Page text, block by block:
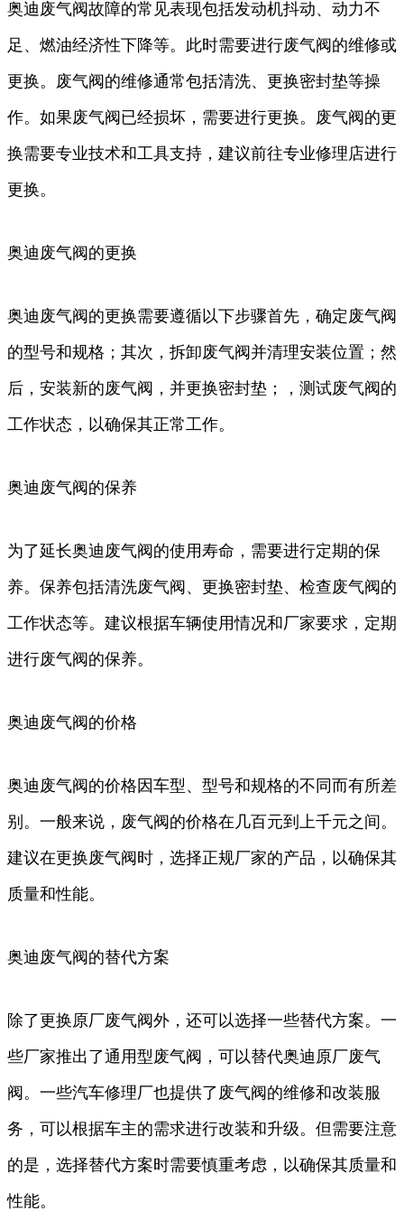
奥迪废气阀故障的常见表现包括发动机抖动、动力不
足、燃油经济性下降等。此时需要进行废气阀的维修或
更换。废气阀的维修通常包括清洗、更换密封垫等操
作。如果废气阀已经损坏，需要进行更换。废气阀的更
换需要专业技术和工具支持，建议前往专业修理店进行
更换。
奥迪废气阀的更换
奥迪废气阀的更换需要遵循以下步骤首先，确定废气阀
的型号和规格；其次，拆卸废气阀并清理安装位置；然
后，安装新的废气阀，并更换密封垫；，测试废气阀的
工作状态，以确保其正常工作。
奥迪废气阀的保养
为了延长奥迪废气阀的使用寿命，需要进行定期的保
养。保养包括清洗废气阀、更换密封垫、检查废气阀的
工作状态等。建议根据车辆使用情况和厂家要求，定期
进行废气阀的保养。
奥迪废气阀的价格
奥迪废气阀的价格因车型、型号和规格的不同而有所差
别。一般来说，废气阀的价格在几百元到上千元之间。
建议在更换废气阀时，选择正规厂家的产品，以确保其
质量和性能。
奥迪废气阀的替代方案
除了更换原厂废气阀外，还可以选择一些替代方案。一
些厂家推出了通用型废气阀，可以替代奥迪原厂废气
阀。一些汽车修理厂也提供了废气阀的维修和改装服
务，可以根据车主的需求进行改装和升级。但需要注意
的是，选择替代方案时需要慎重考虑，以确保其质量和
性能。